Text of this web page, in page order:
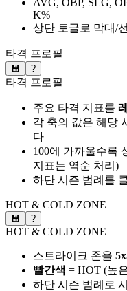
AVG, OBP, SLG,
K%
상단 토글로 막대/
타격 프로필
💾 ?
타격 프로필
주요 타격 지표를
각 축의 값은 해당
다
100에 가까울수록
지표는 역순 처리)
하단 시즌 범례를
HOT & COLD ZONE
💾 ?
HOT & COLD ZONE
스트라이크 존을
빨간색 = HOT (높
하단 시즌 범례로